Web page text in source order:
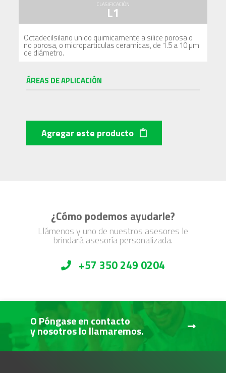
CLASIFICACIÓN
L1
Octadecilsilano unido quimicamente a silice porosa o
no porosa, o microparticulas ceramicas, de 1.5 a 10 µm
de diámetro.
ÁREAS DE APLICACIÓN
Agregar este producto
¿Cómo podemos ayudarle?
Llámenos y uno de nuestros asesores le
brindará asesoría personalizada.
+57 350 249 0204
O Póngase en contacto
y nosotros lo llamaremos.